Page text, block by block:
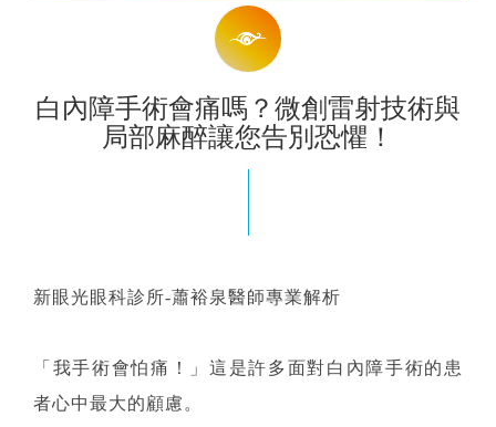
白內障手術會痛嗎？微創雷射技術與
局部麻醉讓您告別恐懼！
新眼光眼科診所-蕭裕泉醫師專業解析
「我手術會怕痛！」這是許多面對白內障手術的患
者心中最大的顧慮。